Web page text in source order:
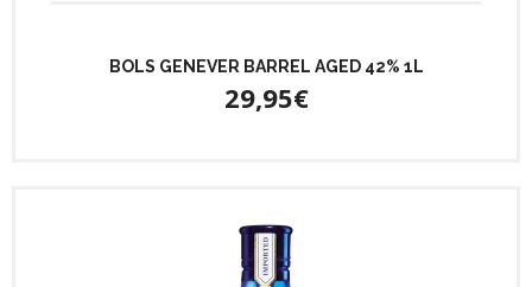
BOLS GENEVER BARREL AGED 42% 1L
29,95€